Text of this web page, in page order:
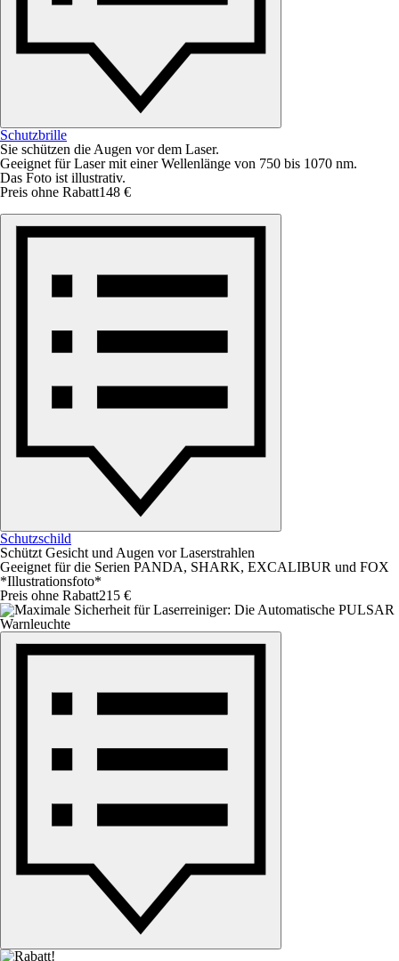
Schutzbrille
Sie schützen die Augen vor dem Laser.
Geeignet für Laser mit einer Wellenlänge von 750 bis 1070 nm.
Das Foto ist illustrativ.
Preis ohne Rabatt148 €
Schutzschild
Schützt Gesicht und Augen vor Laserstrahlen
Geeignet für die Serien PANDA, SHARK, EXCALIBUR und FOX
*Illustrationsfoto*
Preis ohne Rabatt215 €